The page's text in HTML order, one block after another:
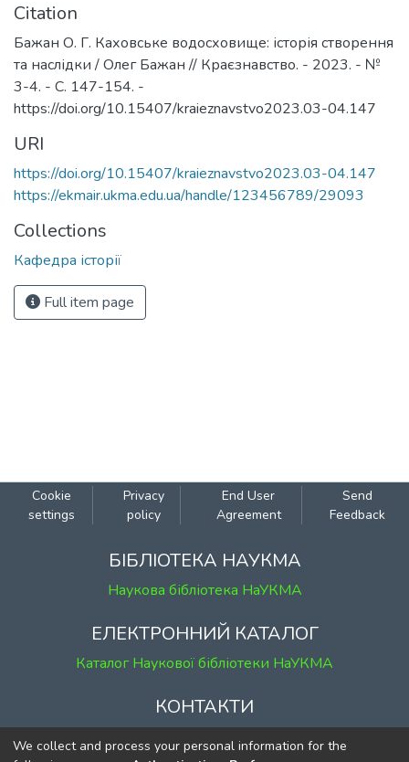
Citation
Бажан О. Г. Каховське водосховище: історія створення
та наслідки / Олег Бажан // Краєзнавство. - 2023. - №
3-4. - С. 147-154. -
https://doi.org/10.15407/kraieznavstvo2023.03-04.147
URI
https://doi.org/10.15407/kraieznavstvo2023.03-04.147
https://ekmair.ukma.edu.ua/handle/123456789/29093
Collections
Кафедра історії
Full item page
Cookie
settings
Privacy
policy
End User
Agreement
Send
Feedback
БІБЛІОТЕКА НАУКМА
Наукова бібліотека НаУКМА
ЕЛЕКТРОННИЙ КАТАЛОГ
Каталог Наукової бібліотеки НаУКМА
КОНТАКТИ
м. Київ, вул. Григорія Сковороди, 2
We collect and process your personal information for the